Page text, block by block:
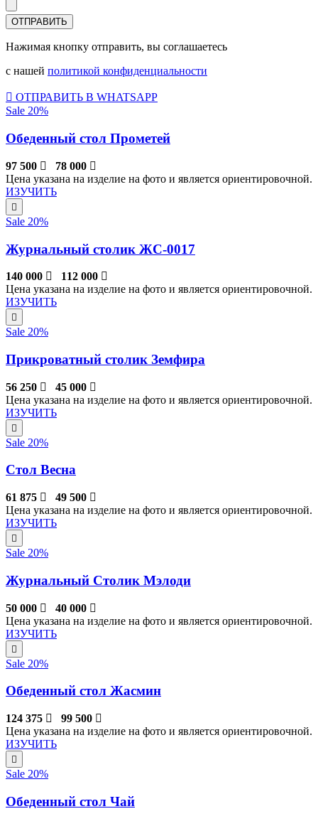
Нажимая кнопку отправить, вы соглашаетесь
с нашей политикой конфиденциальности
ОТПРАВИТЬ В WHATSAPP
Sale 20%
Обеденный стол Прометей
97 500
78 000
Цена указана на изделие на фото и является ориентировочной.
ИЗУЧИТЬ
Sale 20%
Журнальный столик ЖС-0017
140 000
112 000
Цена указана на изделие на фото и является ориентировочной.
ИЗУЧИТЬ
Sale 20%
Прикроватный столик Земфира
56 250
45 000
Цена указана на изделие на фото и является ориентировочной.
ИЗУЧИТЬ
Sale 20%
Стол Весна
61 875
49 500
Цена указана на изделие на фото и является ориентировочной.
ИЗУЧИТЬ
Sale 20%
Журнальный Столик Мэлоди
50 000
40 000
Цена указана на изделие на фото и является ориентировочной.
ИЗУЧИТЬ
Sale 20%
Обеденный стол Жасмин
124 375
99 500
Цена указана на изделие на фото и является ориентировочной.
ИЗУЧИТЬ
Sale 20%
Обеденный стол Чай